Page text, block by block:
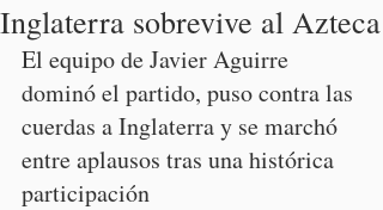
Inglaterra sobrevive al Azteca
El equipo de Javier Aguirre
dominó el partido, puso contra las
cuerdas a Inglaterra y se marchó
entre aplausos tras una histórica
participación